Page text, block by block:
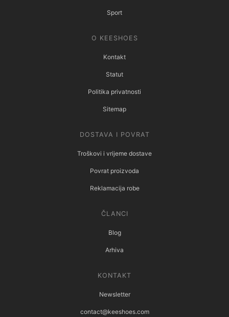
Sport
O KEESHOES
Kontakt
Statut
Politika privatnosti
Sitemap
DOSTAVA I POVRAT
Troškovi i vrijeme dostave
Povrat proizvoda
Reklamacija robe
ČLANCI
Blog
Arhiva
KONTAKT
Newsletter
contact@keeshoes.com